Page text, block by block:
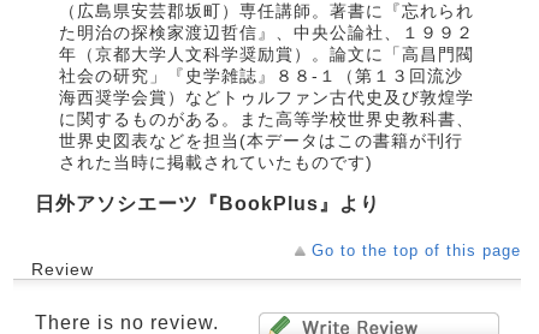
（広島県安芸郡坂町）専任講師。著書に『忘れられ
た明治の探検家渡辺哲信』、中央公論社、１９９２
年（京都大学人文科学奨励賞）。論文に「高昌門閥
社会の研究」『史学雑誌』８８‐１（第１３回流沙
海西奨学会賞）などトゥルファン古代史及び敦煌学
に関するものがある。また高等学校世界史教科書、
世界史図表などを担当(本データはこの書籍が刊行
された当時に掲載されていたものです)
日外アソシエーツ『BookPlus』より
Go to the top of this page
Review
There is no review.